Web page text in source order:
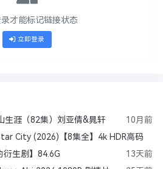
才能标记链接状态
立即登录
生涯（82集）刘亚倩&晁轩
10月前
City (2026)【8集全】4k HDR高码
衍生剧】84.6G
13天前